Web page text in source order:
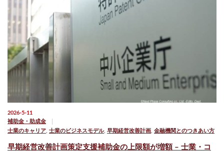
2026-5-11
補助金・助成金
士業のキャリア 士業のビジネスモデル, 早期経営改善計画 金融機関とのつきあい方
早期経営改善計画策定支援補助金の上限額が増額 – 士業・コ